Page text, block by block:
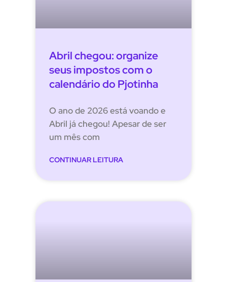
Abril chegou: organize
seus impostos com o
calendário do Pjotinha
O ano de 2026 está voando e
Abril já chegou! Apesar de ser
um mês com
CONTINUAR LEITURA